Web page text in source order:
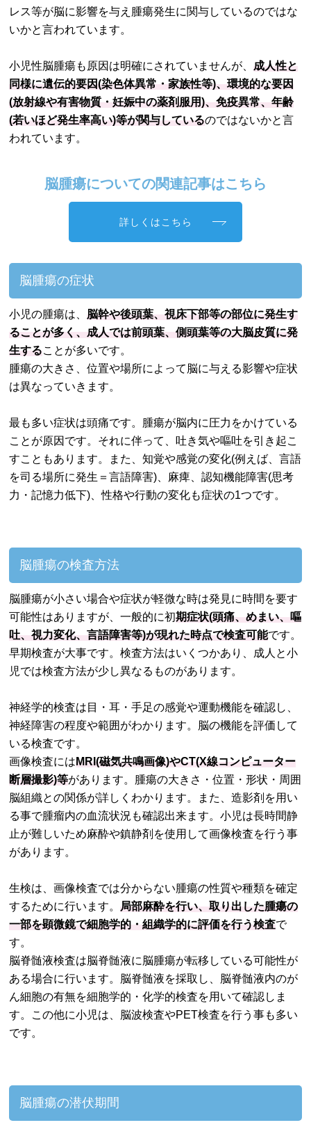
レス等が脳に影響を与え腫瘍発生に関与しているのではな
いかと言われています。
小児性脳腫瘍も原因は明確にされていませんが、 成人性と
同様に遺伝的要因(染色体異常・家族性等)、環境的な要因
(放射線や有害物質・妊娠中の薬剤服用)、免疫異常、年齢
(若いほど発生率高い)等が関与しているのではないかと言
われています。
脳腫瘍についての関連記事はこちら
詳しくはこちら
脳腫瘍の症状
小児の腫瘍は、 脳幹や後頭葉、視床下部等の部位に発生す
ることが多く、成人では前頭葉、側頭葉等の大脳皮質に発
生することが多いです。
腫瘍の大きさ、位置や場所によって脳に与える影響や症状
は異なっていきます。
最も多い症状は頭痛です。腫瘍が脳内に圧力をかけている
ことが原因です。それに伴って、吐き気や嘔吐を引き起こ
すこともあります。また、知覚や感覚の変化(例えば、言語
を司る場所に発生＝言語障害)、麻痺、認知機能障害(思考
力・記憶力低下)、性格や行動の変化も症状の1つです。
脳腫瘍の検査方法
脳腫瘍が小さい場合や症状が軽微な時は発見に時間を要す
可能性はありますが、一般的に初期症状(頭痛、めまい、嘔
吐、視力変化、言語障害等)が現れた時点で検査可能です。
早期検査が大事です。検査方法はいくつかあり、成人と小
児では検査方法が少し異なるものがあります。
神経学的検査は目・耳・手足の感覚や運動機能を確認し、
神経障害の程度や範囲がわかります。脳の機能を評価して
いる検査です。
画像検査には MRI(磁気共鳴画像)やCT(X線コンピューター
断層撮影)等があります。腫瘍の大きさ・位置・形状・周囲
脳組織との関係が詳しくわかります。また、造影剤を用い
る事で腫瘤内の血流状況も確認出来ます。小児は長時間静
止が難しいため麻酔や鎮静剤を使用して画像検査を行う事
があります。
生検は、画像検査では分からない腫瘍の性質や種類を確定
するために行います。 局部麻酔を行い、取り出した腫瘍の
一部を顕微鏡で細胞学的・組織学的に評価を行う検査で
す。
脳脊髄液検査は脳脊髄液に脳腫瘍が転移している可能性が
ある場合に行います。脳脊髄液を採取し、脳脊髄液内のが
ん細胞の有無を細胞学的・化学的検査を用いて確認しま
す。この他に小児は、脳波検査やPET検査を行う事も多い
です。
脳腫瘍の潜伏期間